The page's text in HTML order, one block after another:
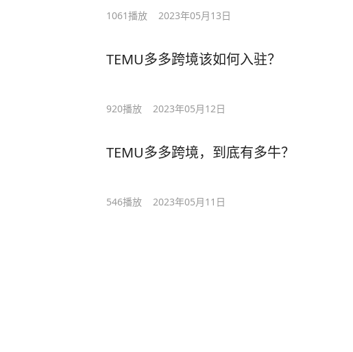
1061播放 2023年05月13日
TEMU多多跨境该如何入驻？
920播放 2023年05月12日
TEMU多多跨境，到底有多牛？
546播放 2023年05月11日